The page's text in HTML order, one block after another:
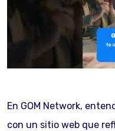
En GOM Network,
con un sitio web que